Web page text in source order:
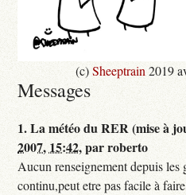
(c)Sheeptrain 2019
Messages
1.La météo du RER (mise à
2007, 15:42,parroberto
Aucun renseignement depuis les
continu,peut etre pas facile à